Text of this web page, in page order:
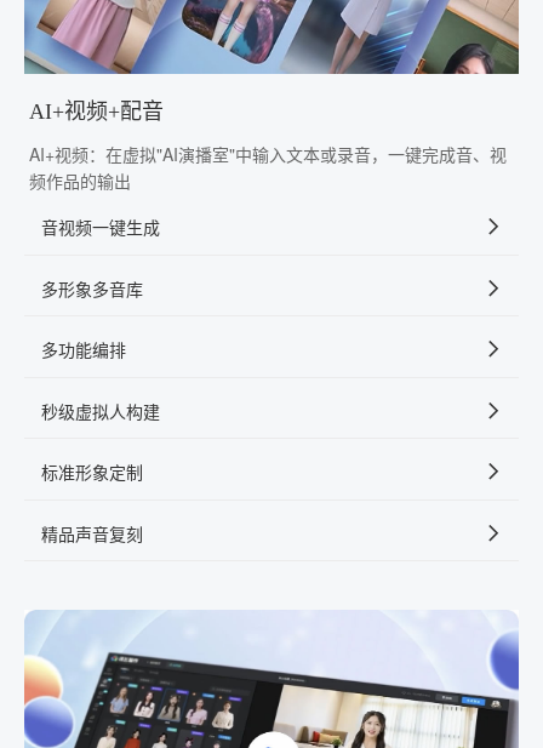
AI+视频+配音
AI+视频：在虚拟"AI演播室"中输入文本或录音，一键完成音、视
频作品的输出
音视频一键生成
多形象多音库
多功能编排
秒级虚拟人构建
标准形象定制
精品声音复刻